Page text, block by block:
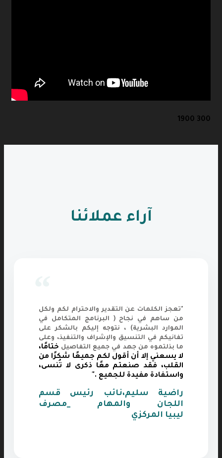
300 1900
آراء عملائنا
"تعجز الكلمات عن التقدير والاحترام لكم ولكل
من ساهم في نجاح ( البرنامج المتكامل في
الموارد البشرية) ، نتوجه إليكم بالشكر على
تفانيكم في التنسيق والإشراف والتنفيذ، وعلى
ما بذلتموه من جهد في جميع التفاصيل ختامًا،
لا يسعني إلا أن أقول لكم جميعًا شكرًا من
القلب، فقد صنعتم معًا ذكرى لا تُنسى،
واستفادة مفيدة للجميع ."
راضية سليم،نائب رئيس قسم
اللجان والمهام _مصرف
ليبيا المركزي